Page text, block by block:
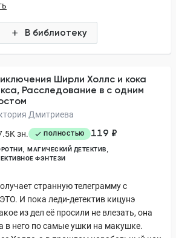
В библиотеку
Ширли Холлс и кока
Расследование в с одним
Дмитриева
зн.
ПОЛНОСТЬЮ 119 ₽
МАГИЧЕСКИЙ ДЕТЕКТИВ
ФЭНТЕЗИ
странную телеграмму с
И пока леди-детектив кицунэ
из дел её просили не влезать, она
в него по самые ушки на макушке.